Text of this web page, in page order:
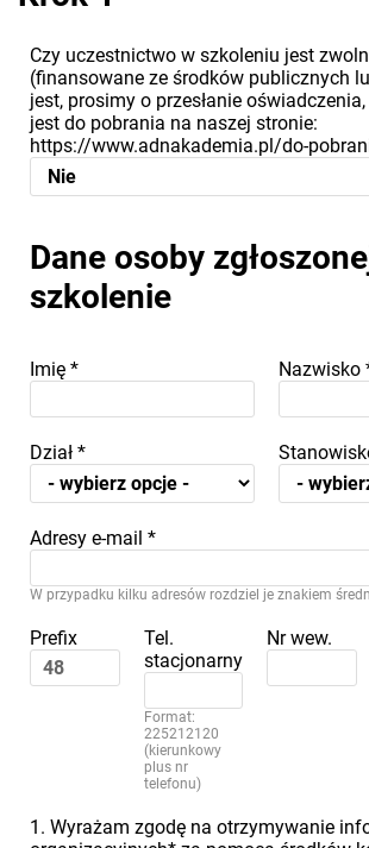
Czy uczestnictwo w szkoleniu jest
(finansowane ze środków publicznych
jest, prosimy o przesłanie
jest do pobrania na naszej stronie:
https://www.adnakademia.pl/do-
Dane osoby
szkolenie
Imię * Nazwisko
Dział *
Adresy e-mail *
W przypadku kilku adresów rozdziel je znakiem
Prefix
Tel.
stacjonarny
Format:
225212120
(kierunkowy
plus nr
telefonu)
Nr wew.
1. Wyrażam zgodę na otrzymywanie